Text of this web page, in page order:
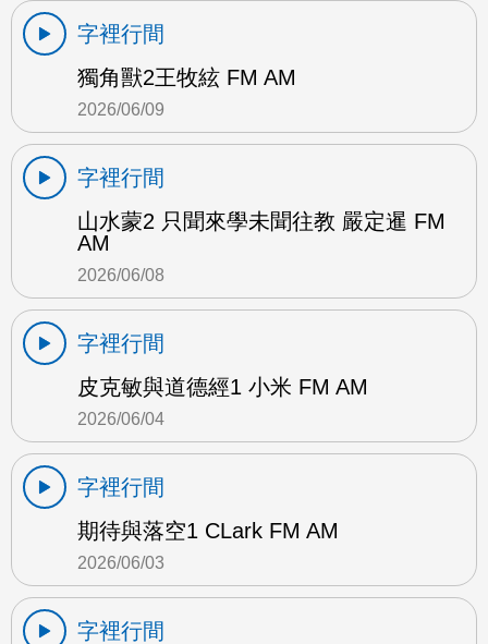
字裡行間
獨角獸2王牧絃 FM AM
2026/06/09
字裡行間
山水蒙2 只聞來學未聞往教 嚴定暹 FM
AM
2026/06/08
字裡行間
皮克敏與道德經1 小米 FM AM
2026/06/04
字裡行間
期待與落空1 CLark FM AM
2026/06/03
字裡行間